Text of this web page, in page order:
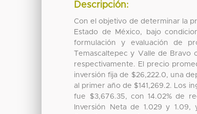
Descripción:
Con el objetivo de determinar la
Estado de México, bajo
formulación y evaluación de
Temascaltepec y Valle de
respectivamente. El precio
inversión fija de $26,222.0, una
al primer año de $141,269.2. Los
fue $3,676.35, con 14.02% de
Inversión Neta de 1.029 y